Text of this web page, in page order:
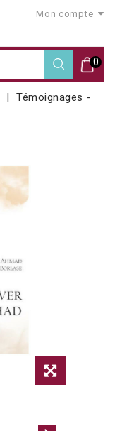
Mon compte
0
Témoignages -